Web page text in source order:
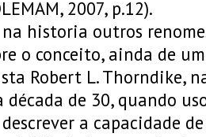
2007, p.12).
na historia outros
o conceito, ainda de
Robert L. Thorndike,
década de 30, quando
a capacidade